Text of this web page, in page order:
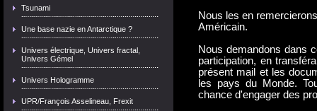
Tsunami
Une base nazie en Antarctique ?
Univers électrique, Univers fractal,
Univers Gémel
Univers Hologramme
UPR/François Asselineau, Frexit
Nous les en
Américain.
Nous demandons dans
participation, en
présent mail et les
les pays du Monde.
chance d'engager des